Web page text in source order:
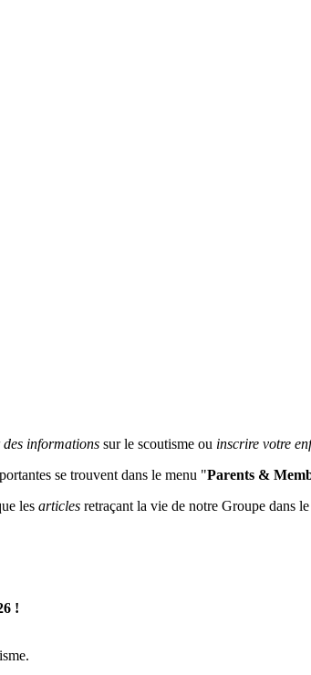
informations sur le scoutisme ou inscrire votre
se trouvent dans le menu "Parents &
les articles retraçant la vie de notre Groupe dans
!